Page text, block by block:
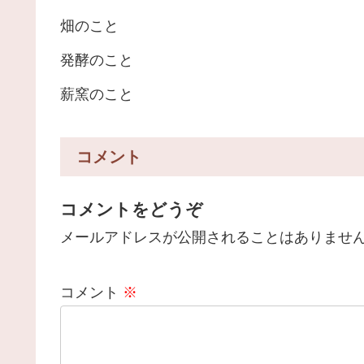
畑のこと
発酵のこと
薪窯のこと
コメント
コメントをどうぞ
メールアドレスが公開されることはありませ
コメント ※